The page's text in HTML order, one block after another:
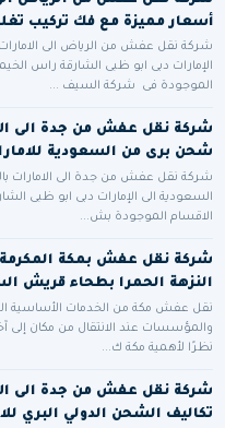
أسعار مميزة مع فك تركيب
شركة نقل عفش من الرياض الى
الإمارات دبى ابو ظبى الشارقة راس
الموجودة فى شركة السيف ...
شحن برى من السعودية
شركة نقل عفش من جدة الى الامارات
السعودية الى الإمارات دبى ابو ظبى
الاقسام الموجودة بش...
شركة نقل عفش بمكة المكرمة
النزهة الحمرا بطحاء قريش
نقل عفش مكة من الخدمات الأساسية
والمؤسسات عند الانتقال من مكان إلى
نظرًا لأهمية مكة ك...
تكاليف الشحن الدولي البري